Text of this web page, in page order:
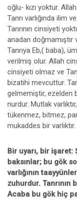
oğlu- kızı yoktur.
Tanrı varlığında ilim
Tanrının cinsiyeti
anadan doğmamıştır
Tanrıya Eb,( baba),
verilmiş olur. Allah
cinsiyeti olmaz ve
bizatihi mevcuttur.
gelmemiştir, ezelden
nurdur. Mutlak
tükenmez, bitmez,
mukaddes bir varlıktır.
Bir uyarı, bir işaret:
baksınlar; bu gök
varlığının
zuhurdur.
Acaba bu gök hiç